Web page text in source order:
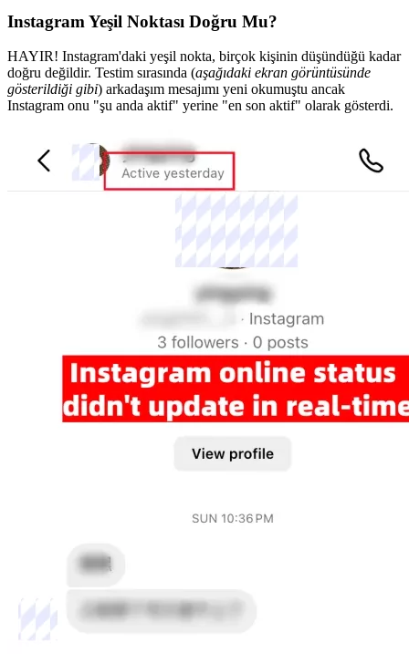
Instagram Yeşil Noktası Doğru Mu?
HAYIR! Instagram'daki yeşil nokta, birçok kişinin düşündüğü kadar
doğru değildir. Testim sırasında (aşağıdaki ekran görüntüsünde
gösterildiği gibi) arkadaşım mesajımı yeni okumuştu ancak
Instagram onu "şu anda aktif" yerine "en son aktif" olarak gösterdi.